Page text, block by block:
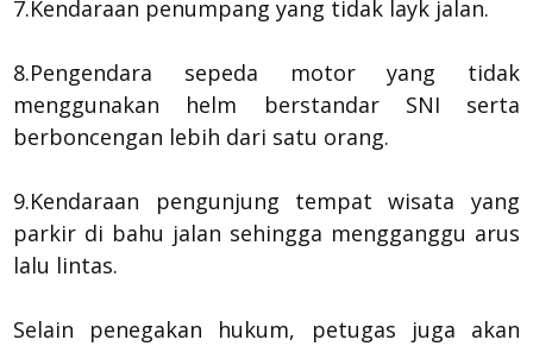
7.Kendaraan penumpang yang tidak layk jalan.
8.Pengendara sepeda motor yang tidak
menggunakan helm berstandar SNI serta
berboncengan lebih dari satu orang.
9.Kendaraan pengunjung tempat wisata yang
parkir di bahu jalan sehingga mengganggu arus
lalu lintas.
Selain penegakan hukum, petugas juga akan